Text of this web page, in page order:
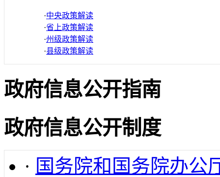
·中央政策解读
·省上政策解读
·州级政策解读
·县级政策解读
政府信息公开指南
政府信息公开制度
· 国务院和国务院办公